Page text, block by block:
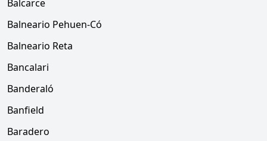
Balcarce
Balneario Pehuen-Có
Balneario Reta
Bancalari
Banderaló
Banfield
Baradero